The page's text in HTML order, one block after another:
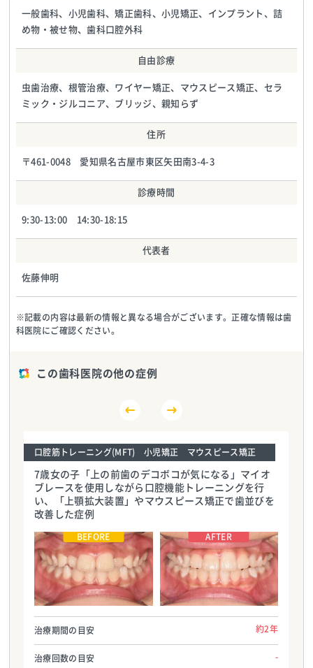
一般歯科、小児歯科、矯正歯科、小児矯正、インプラント、詰
め物・被せ物、歯科口腔外科
自由診療
虫歯治療、根管治療、ワイヤー矯正、マウスピース矯正、セラ
ミック・ジルコニア、ブリッジ、親知らず
住所
〒461-0048 愛知県名古屋市東区矢田南3-4-3
診療時間
9:30-13:00 14:30-18:15
代表者
佐藤伸明
※記載の内容は最新の情報と異なる場合がございます。正確な情報は歯
科医院にご確認ください。
この歯科医院の他の症例
口腔筋トレーニング(MFT) 小児矯正 マウスピース矯正
7歳女の子「上の前歯のデコボコが気になる」マイオ
ブレースを使用しながら口腔機能トレーニングを行
い、「上顎拡大装置」やマウスピース矯正で歯並びを
改善した症例
名古屋オルカ歯科矯正歯科
TEL:0527263711
名古屋オルカ歯科矯正歯科
TEL:0527263711
治療期間の目安 約2年
治療回数の目安 -